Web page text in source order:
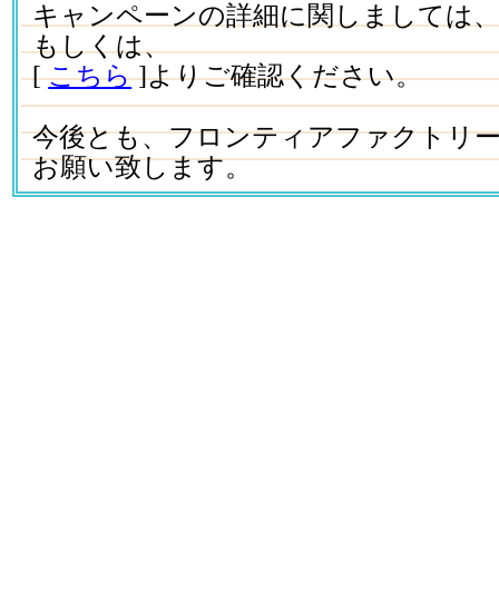
キャンペーンの詳細に関しましては
もしくは、
[こちら]よりご確認ください。
今後とも、フロンティアファクトリ
お願い致します。